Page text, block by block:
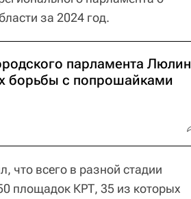
за 2024 год.
парламента Люлин
борьбы с попрошайками
что всего в разной стадии
площадок КРТ, 35 из которых